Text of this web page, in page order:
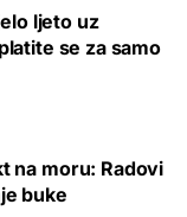
ljeto uz
se za samo
na moru: Radovi
buke